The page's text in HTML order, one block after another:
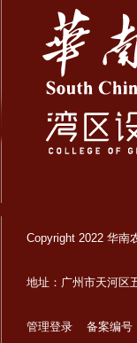
Copyright 2022 华南
地址：广州市天河区
管理登录 备案编号